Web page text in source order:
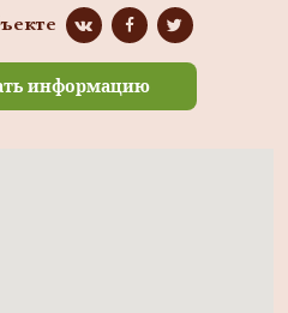
информацию